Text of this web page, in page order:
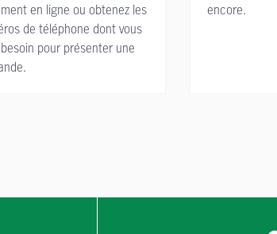
en ligne ou obtenez les
de téléphone dont vous
pour présenter une
encore.